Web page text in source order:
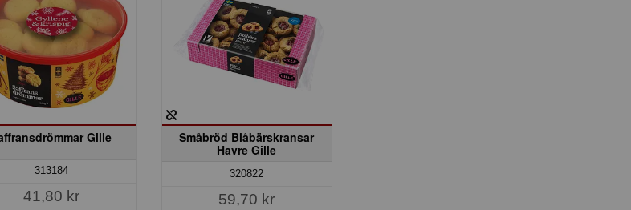
Gille
313184
41,80 kr
Småbröd Blåbärskransar
Havre Gille
320822
59,70 kr